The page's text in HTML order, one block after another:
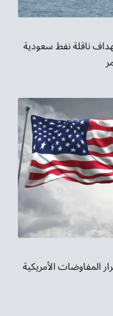
ناقلة نفط سعودية
المفاوضات الأمريكية